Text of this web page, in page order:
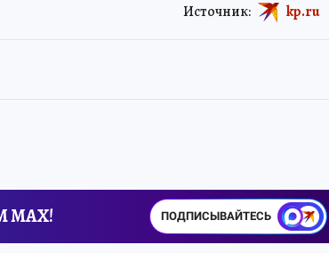
Источник: kp.ru
ПОДПИСЫВАЙТЕСЬ